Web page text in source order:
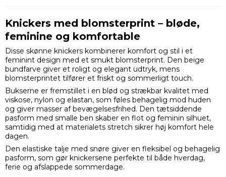
Knickers med blomsterprint – bløde,
feminine og komfortable
Disse skønne knickers kombinerer komfort og stil i et
feminint design med et smukt blomsterprint. Den beige
bundfarve giver et roligt og elegant udtryk, mens
blomsterprintet tilfører et friskt og sommerligt touch.
Bukserne er fremstillet i en blød og strækbar kvalitet med
viskose, nylon og elastan, som føles behagelig mod huden
og giver masser af bevægelsesfrihed. Den tætsiddende
pasform med smalle ben skaber en flot og feminin silhuet,
samtidig med at materialets stretch sikrer høj komfort hele
dagen.
Den elastiske talje med snøre giver en fleksibel og behagelig
pasform, som gør knickersene perfekte til både hverdag,
ferie og afslappede sommerdage.